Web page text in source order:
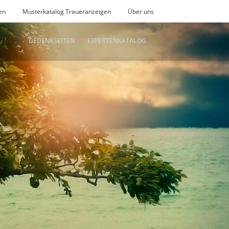
Musterkatalog Traueranzeigen Über uns
GEDENKSEITEN EXPERTENKATALOG